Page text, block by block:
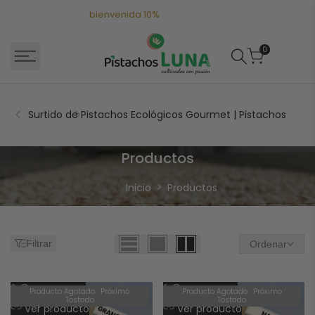
bienvenida 10%
0
Surtido de Pistachos Ecológicos Gourmet | Pistachos Luna
Productos Productos
Inicio Productos
Filtrar Ordenar
Producto Agotado · Próximo
Tostado
Añadir
a
Añadir
Vista rápida
Ver producto
Producto Agotado · Próximo
Tostado
Añadir
a
Añadir
Vista rápida
Ver producto